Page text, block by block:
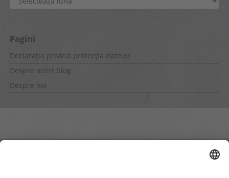
Pagini
Declarația privind protecția datelor
Despre acest blog
Despre noi